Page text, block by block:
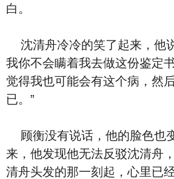
白。
沈清舟冷冷的笑了起来，他
我你不会瞒着我去做这份鉴定
觉得我也可能会有这个病，然
已。”
顾衡没有说话，他的脸色也
来，他发现他无法反驳沈清舟
清舟头发的那一刻起，心里已